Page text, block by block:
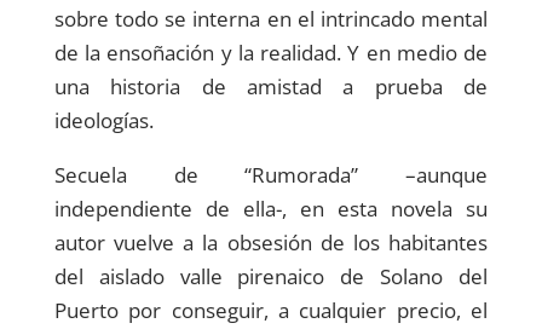
sobre todo se interna en el intrincado mental
de la ensoñación y la realidad. Y en medio de
una historia de amistad a prueba de
ideologías.
Secuela de “Rumorada” –aunque
independiente de ella-, en esta novela su
autor vuelve a la obsesión de los habitantes
del aislado valle pirenaico de Solano del
Puerto por conseguir, a cualquier precio, el